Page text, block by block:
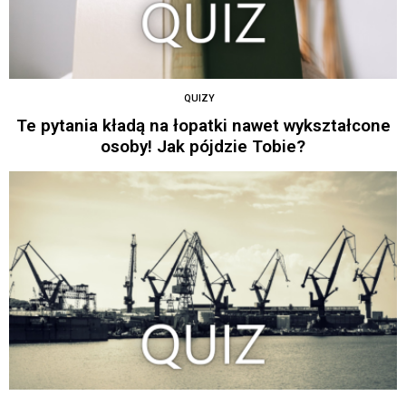
QUIZY
Te pytania kładą na łopatki nawet wykształcone
osoby! Jak pójdzie Tobie?